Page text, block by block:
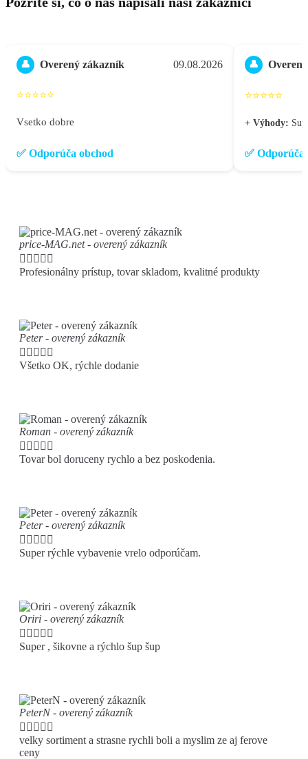
👤 Overený zákazník 09.08.2026
⭐⭐⭐⭐⭐
Vsetko dobre
✅ Odporúča obchod
👤
⭐⭐⭐⭐⭐
+ Výhody:
✅ Odporúča
price-MAG.net - overený zákazník
    
Profesionálny prístup, tovar skladom, kvalitné produkty
Peter - overený zákazník
    
Všetko OK, rýchle dodanie
Roman - overený zákazník
    
Tovar bol doruceny rychlo a bez poskodenia.
Peter - overený zákazník
    
Super rýchle vybavenie vrelo odporúčam.
Oriri - overený zákazník
    
Super , šikovne a rýchlo šup šup
PeterN - overený zákazník
    
velky sortiment a strasne rychli boli a myslim ze aj ferove
ceny